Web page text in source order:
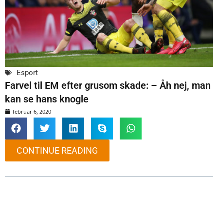
Esport
Farvel til EM efter grusom skade: – Åh nej, man
kan se hans knogle
februar 6, 2020
CONTINUE READING